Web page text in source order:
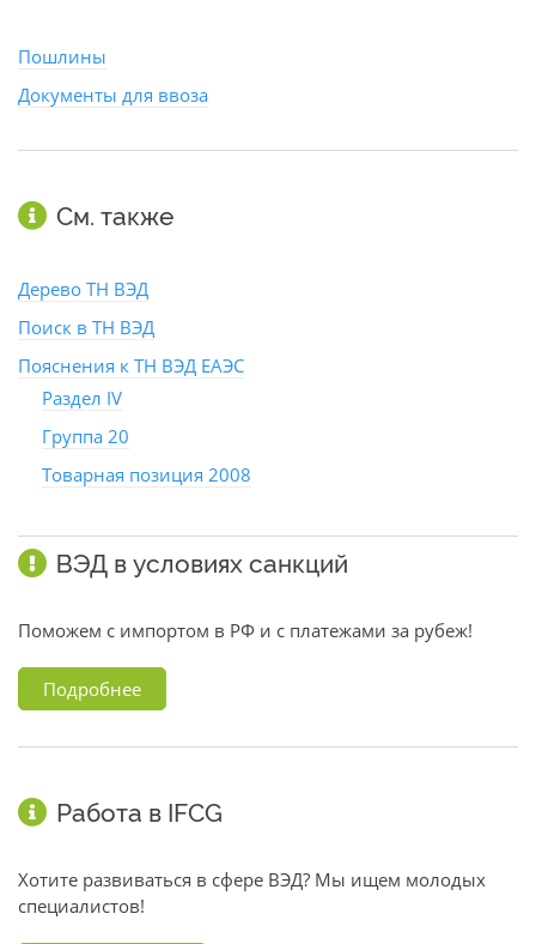
Пошлины
Документы для ввоза
См. также
Дерево ТН ВЭД
Поиск в ТН ВЭД
Пояснения к ТН ВЭД ЕАЭС
Раздел IV
Группа 20
Товарная позиция 2008
ВЭД в условиях санкций
Поможем с импортом в РФ и с платежами за рубеж!
Подробнее
Работа в IFCG
Хотите развиваться в сфере ВЭД? Мы ищем молодых
специалистов!